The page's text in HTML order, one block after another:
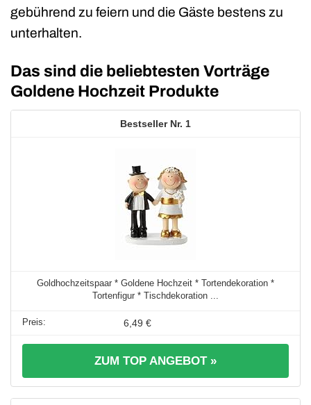
gebührend zu feiern und die Gäste bestens zu
unterhalten.
Das sind die beliebtesten Vorträge
Goldene Hochzeit Produkte
1
Goldhochzeitspaar * Goldene Hochzeit * Tortendekoration *
Tortenfigur * Tischdekoration ...
6,49 €
ZUM TOP ANGEBOT »